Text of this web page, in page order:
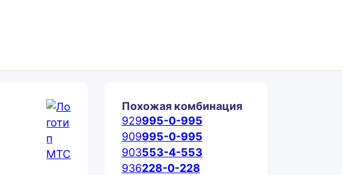
Похожая комбинация
929995-0-995
909995-0-995
903553-4-553
936228-0-228